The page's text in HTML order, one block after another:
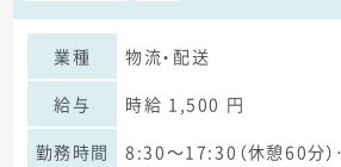
業種
物流・配送
給与
時給 1,500 円
勤務時間
8:30～17:30（休憩60分